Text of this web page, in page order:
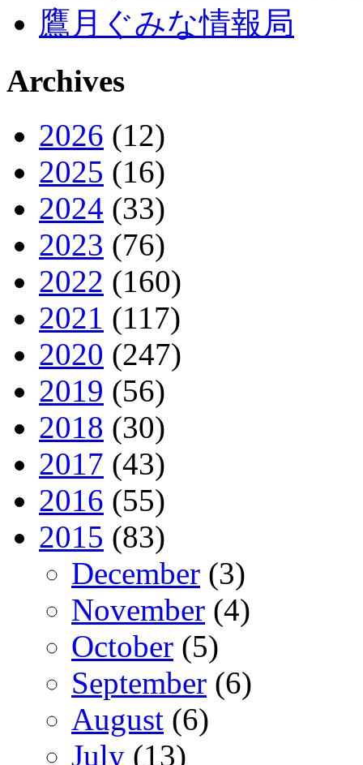
鷹月ぐみな情報局
Archives
2026 (12)
2025 (16)
2024 (33)
2023 (76)
2022 (160)
2021 (117)
2020 (247)
2019 (56)
2018 (30)
2017 (43)
2016 (55)
2015 (83)
December (3)
November (4)
October (5)
September (6)
August (6)
July (13)